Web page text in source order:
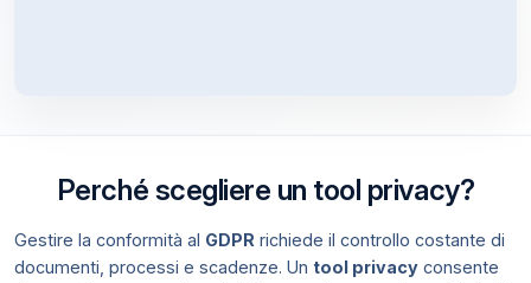
Perché scegliere un tool privacy?
Gestire la conformità al GDPR richiede il controllo costante di
documenti, processi e scadenze. Un tool privacy consente